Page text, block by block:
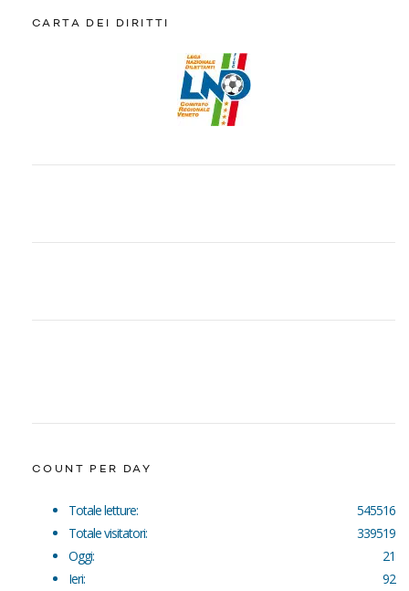
CARTA DEI DIRITTI
COUNT PER DAY
545516
Totale letture:
339519
Totale visitatori:
21
Oggi:
92
Ieri: